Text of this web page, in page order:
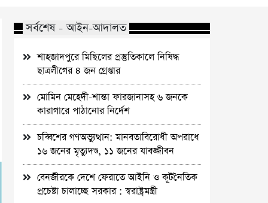
সর্বশেষ - আইন-আদালত
শাহজাদপুরে মিছিলের প্রস্তুতিকালে নিষিদ্ধ
ছাত্রলীগের ৪ জন গ্রেপ্তার
মোমিন মেহেদী-শান্তা ফারজানাসহ ৬ জনকে
কারাগারে পাঠানোর নির্দেশ
চব্বিশের গণঅভ্যুত্থান: মানবতাবিরোধী অপরাধে
১৬ জনের মৃত্যুদণ্ড, ১১ জনের যাবজ্জীবন
বেনজীরকে দেশে ফেরাতে আইনি ও কূটনৈতিক
প্রচেষ্টা চালাচ্ছে সরকার : স্বরাষ্ট্রমন্ত্রী